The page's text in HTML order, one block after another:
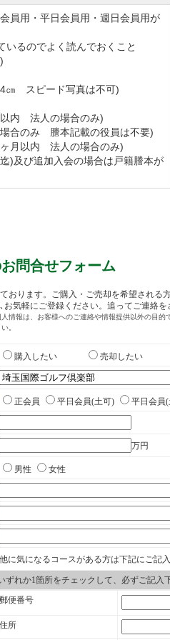
は競技会が多く年間で約40
種競技イベントが充実してい
ー様専用ページにてコンペ情
催をお考えの方に最適な「コ
ら24時間受付可能、お一人
せてプレーをお楽しみ 頂け
義書換料が改定されましたの
フ倶楽部へのご入会を是非
ークラブ」 「北武蔵カントリ
クスカントリー倶楽部」
IC」より17.0km、25分。
合
田駅」下車、タクシーで約30
、タクシーで約35分。
車、タクシーで約40分。
員用・平日会員用・週日会員用が
るのでよく読んでおくこと
㎝ スピード写真は不可)
以内 法人の場合のみ)
場合のみ 謄本記載の役員は不要)
ヶ月以内 法人の場合のみ)
)及び追加入会の場合は戸籍謄本が
問合せフォーム